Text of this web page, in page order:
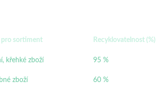
sortiment Recyklovatelnost (%)
křehké zboží 95 %
zboží 60 %